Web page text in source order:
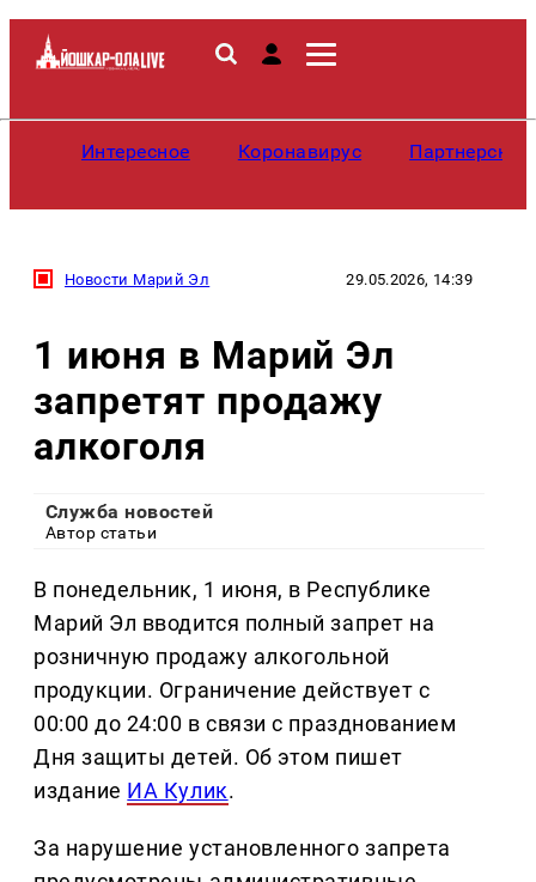
Интересное Коронавирус
Новости Марий Эл 29.05.2026, 14:39
1 июня в Марий Эл
запретят продажу
алкоголя
Служба новостей
Автор статьи
В понедельник, 1 июня, в Республике
Марий Эл вводится полный запрет на
розничную продажу алкогольной
продукции. Ограничение действует с
00:00 до 24:00 в связи с празднованием
Дня защиты детей. Об этом пишет
издание ИА Кулик.
За нарушение установленного запрета